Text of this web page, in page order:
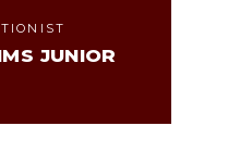
JUNIOR